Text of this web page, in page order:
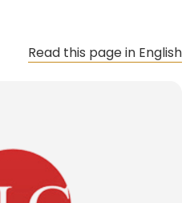
Read this page in English